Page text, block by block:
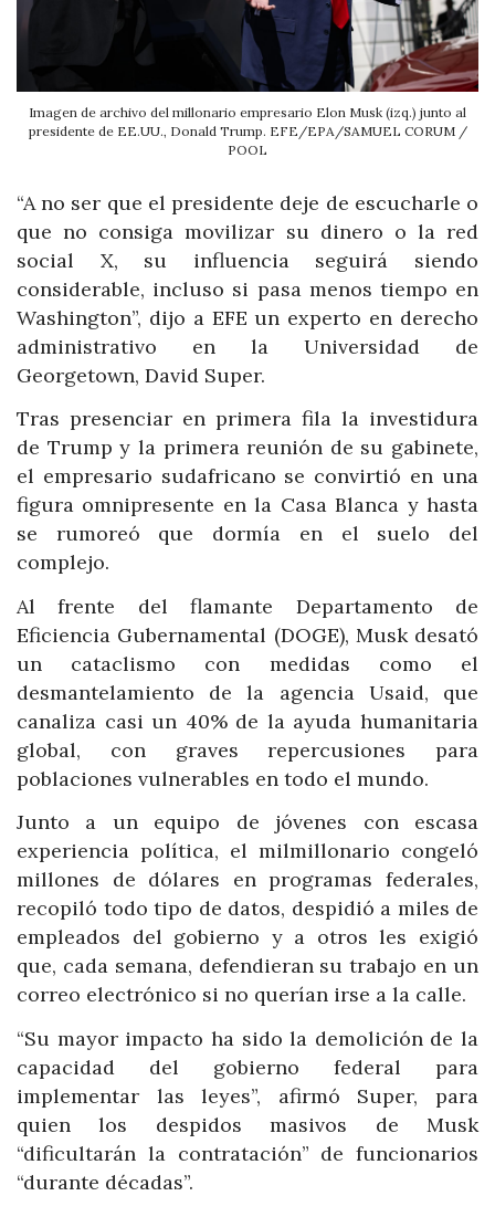
Imagen de archivo del millonario empresario Elon Musk (izq.) junto al
presidente de EE.UU., Donald Trump. EFE/EPA/SAMUEL CORUM /
POOL
“A no ser que el presidente deje de escucharle o
que no consiga movilizar su dinero o la red
social X, su influencia seguirá siendo
considerable, incluso si pasa menos tiempo en
Washington”, dijo a EFE un experto en derecho
administrativo en la Universidad de
Georgetown, David Super.
Tras presenciar en primera fila la investidura
de Trump y la primera reunión de su gabinete,
el empresario sudafricano se convirtió en una
figura omnipresente en la Casa Blanca y hasta
se rumoreó que dormía en el suelo del
complejo.
Al frente del flamante Departamento de
Eficiencia Gubernamental (DOGE), Musk desató
un cataclismo con medidas como el
desmantelamiento de la agencia Usaid, que
canaliza casi un 40% de la ayuda humanitaria
global, con graves repercusiones para
poblaciones vulnerables en todo el mundo.
Junto a un equipo de jóvenes con escasa
experiencia política, el milmillonario congeló
millones de dólares en programas federales,
recopiló todo tipo de datos, despidió a miles de
empleados del gobierno y a otros les exigió
que, cada semana, defendieran su trabajo en un
correo electrónico si no querían irse a la calle.
“Su mayor impacto ha sido la demolición de la
capacidad del gobierno federal para
implementar las leyes”, afirmó Super, para
quien los despidos masivos de Musk
“dificultarán la contratación” de funcionarios
“durante décadas”.